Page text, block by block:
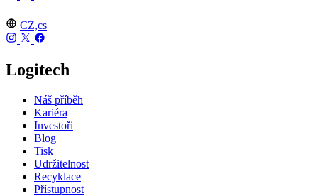
CZ,cs
Logitech
Náš příběh
Kariéra
Investoři
Blog
Tisk
Udržitelnost
Recyklace
Přístupnost